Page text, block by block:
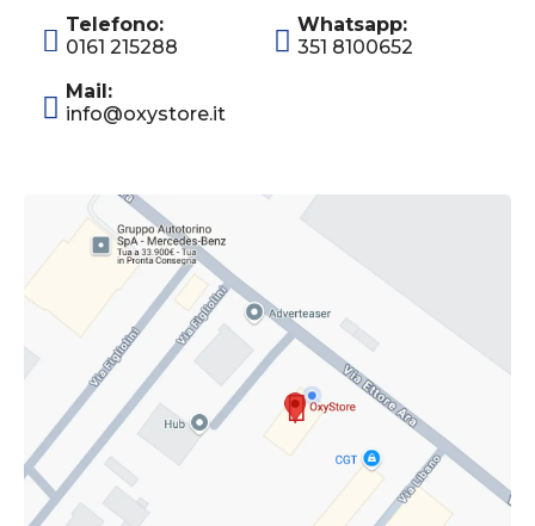
Telefono:
0161 215288
Whatsapp:
351 8100652
Mail:
info@oxystore.it